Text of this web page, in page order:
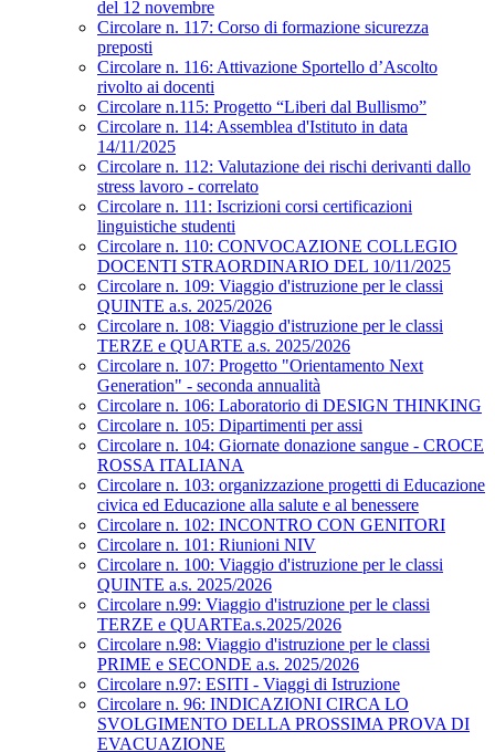
del 12 novembre
Circolare n. 117: Corso di formazione sicurezza
preposti
Circolare n. 116: Attivazione Sportello d’Ascolto
rivolto ai docenti
Circolare n.115: Progetto “Liberi dal Bullismo”
Circolare n. 114: Assemblea d'Istituto in data
14/11/2025
Circolare n. 112: Valutazione dei rischi derivanti dallo
stress lavoro - correlato
Circolare n. 111: Iscrizioni corsi certificazioni
linguistiche studenti
Circolare n. 110: CONVOCAZIONE COLLEGIO
DOCENTI STRAORDINARIO DEL 10/11/2025
Circolare n. 109: Viaggio d'istruzione per le classi
QUINTE a.s. 2025/2026
Circolare n. 108: Viaggio d'istruzione per le classi
TERZE e QUARTE a.s. 2025/2026
Circolare n. 107: Progetto "Orientamento Next
Generation" - seconda annualità
Circolare n. 106: Laboratorio di DESIGN THINKING
Circolare n. 105: Dipartimenti per assi
Circolare n. 104: Giornate donazione sangue - CROCE
ROSSA ITALIANA
Circolare n. 103: organizzazione progetti di Educazione
civica ed Educazione alla salute e al benessere
Circolare n. 102: INCONTRO CON GENITORI
Circolare n. 101: Riunioni NIV
Circolare n. 100: Viaggio d'istruzione per le classi
QUINTE a.s. 2025/2026
Circolare n.99: Viaggio d'istruzione per le classi
TERZE e QUARTEa.s.2025/2026
Circolare n.98: Viaggio d'istruzione per le classi
PRIME e SECONDE a.s. 2025/2026
Circolare n.97: ESITI - Viaggi di Istruzione
Circolare n. 96: INDICAZIONI CIRCA LO
SVOLGIMENTO DELLA PROSSIMA PROVA DI
EVACUAZIONE